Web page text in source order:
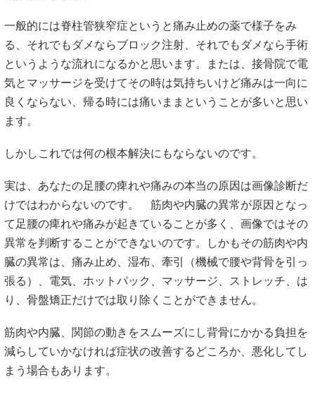
一般的には脊柱管狭窄症というと痛み止めの薬で様子をみ
る、それでもダメならブロック注射、それでもダメなら手術
というような流れになるかと思います。または、接骨院で電
気とマッサージを受けてその時は気持ちいけど痛みは一向に
良くならない、帰る時には痛いままということが多いと思い
ます。
しかしこれでは何の根本解決にもならないのです。
実は、あなたの足腰の痺れや痛みの本当の原因は画像診断だ
けではわからないのです。 筋肉や内臓の異常が原因となっ
て足腰の痺れや痛みが起きていることが多く、画像ではその
異常を判断することができないのです。しかもその筋肉や内
臓の異常は、痛み止め、湿布、牽引（機械で腰や背骨を引っ
張る）、電気、ホットパック、マッサージ、ストレッチ、は
り、骨盤矯正だけでは取り除くことができません。
筋肉や内臓、関節の動きをスムーズにし背骨にかかる負担を
減らしていかなければ症状の改善するどころか、悪化してし
まう場合もあります。